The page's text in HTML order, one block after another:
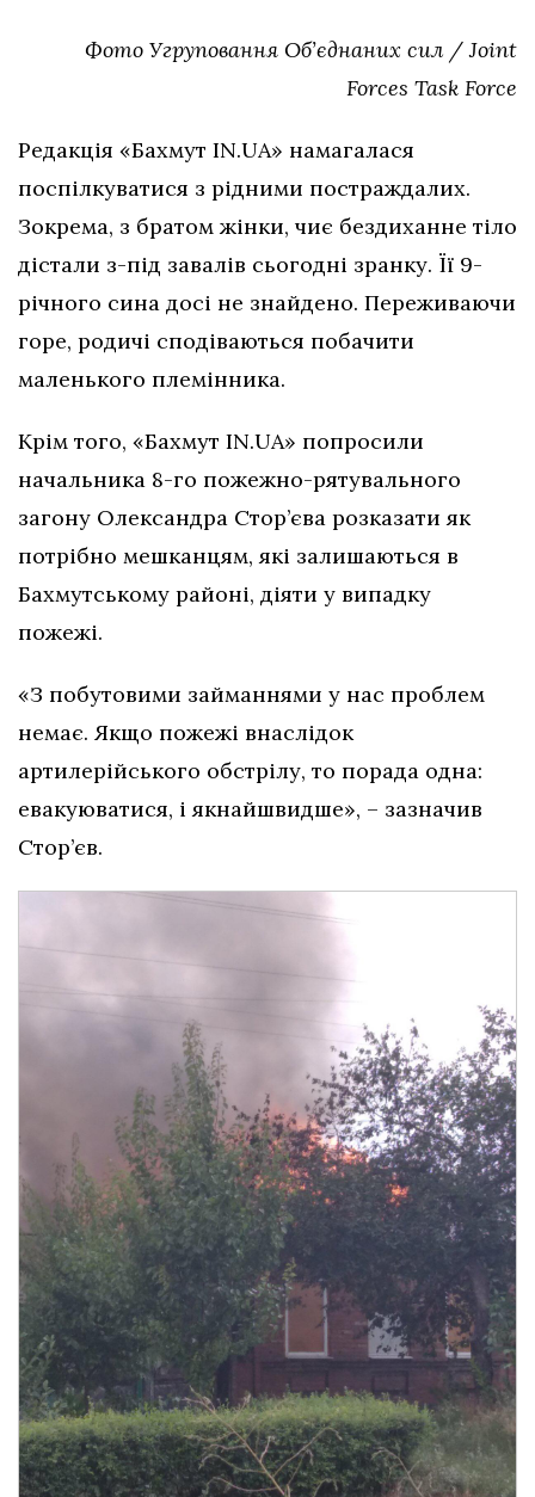
Фото Угруповання Об’єднаних сил / Joint
Forces Task Force
Редакція «Бахмут IN.UA» намагалася
поспілкуватися з рідними постраждалих.
Зокрема, з братом жінки, чиє бездиханне тіло
дістали з-під завалів сьогодні зранку. Її 9-
річного сина досі не знайдено. Переживаючи
горе, родичі сподіваються побачити
маленького племінника.
Крім того, «Бахмут IN.UA» попросили
начальника 8-го пожежно-рятувального
загону Олександра Стор’єва розказати як
потрібно мешканцям, які залишаються в
Бахмутському районі, діяти у випадку
пожежі.
«З побутовими займаннями у нас проблем
немає. Якщо пожежі внаслідок
артилерійського обстрілу, то порада одна:
евакуюватися, і якнайшвидше», – зазначив
Стор’єв.